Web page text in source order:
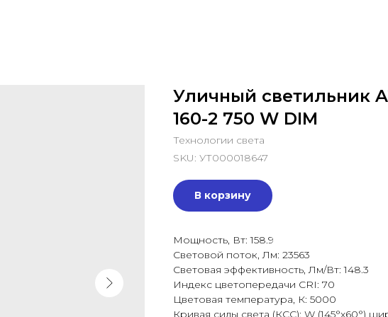
Уличный светильник
160-2 750 W DIM
Технологии света
SKU: УТ000018647
В корзину
Мощность, Вт: 158.9
Световой поток, Лм: 23563
Световая эффективность, Лм/Вт: 148.3
Индекс цветопередачи CRI: 70
Цветовая температура, К: 5000
Кривая силы света (КСС): W (145°х60°)